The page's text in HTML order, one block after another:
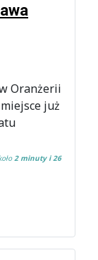
Oranżerii
już
2 minuty i 26